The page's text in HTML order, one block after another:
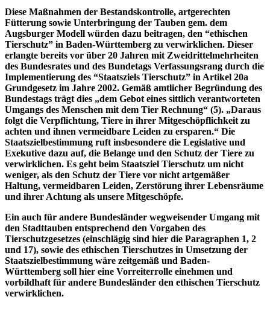
Diese Maßnahmen der Bestandskontrolle, artgerechten
Fütterung sowie Unterbringung der Tauben gem. dem
Augsburger Modell würden dazu beitragen, den “ethischen
Tierschutz” in Baden-Württemberg zu verwirklichen. Dieser
erlangte bereits vor über 20 Jahren mit Zweidrittelmehrheiten
des Bundesrates und des Bundetags Verfassungsrang durch die
Implementierung des “Staatsziels Tierschutz” in Artikel 20a
Grundgesetz im Jahre 2002. Gemäß amtlicher Begründung des
Bundestags trägt dies „dem Gebot eines sittlich verantworteten
Umgangs des Menschen mit dem Tier Rechnung“ (5). „Daraus
folgt die Verpflichtung, Tiere in ihrer Mitgeschöpflichkeit zu
achten und ihnen vermeidbare Leiden zu ersparen.“ Die
Staatszielbestimmung ruft insbesondere die Legislative und
Exekutive dazu auf, die Belange und den Schutz der Tiere zu
verwirklichen. Es geht beim Staatsziel Tierschutz um nicht
weniger, als den Schutz der Tiere vor nicht artgemäßer
Haltung, vermeidbaren Leiden, Zerstörung ihrer Lebensräume
und ihrer Achtung als unsere Mitgeschöpfe.
Ein auch für andere Bundesländer wegweisender Umgang mit
den Stadttauben entsprechend den Vorgaben des
Tierschutzgesetzes (einschlägig sind hier die Paragraphen 1, 2
und 17), sowie des ethischen Tierschutzes in Umsetzung der
Staatszielbestimmung wäre zeitgemäß und Baden-
Württemberg soll hier eine Vorreiterrolle einehmen und
vorbildhaft für andere Bundesländer den ethischen Tierschutz
verwirklichen.